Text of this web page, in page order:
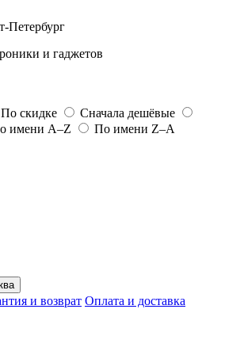
Петербург
и гаджетов
По скидке
Сначала дешёвые
имени A–Z
По имени Z–A
и возврат Оплата и доставка